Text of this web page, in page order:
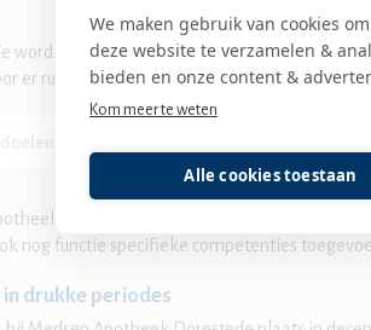
We maken gebruik van cookies
deze website te verzamelen &
bieden en onze content &
Kom meer te weten
Alle cookies toestaan
wordt het hele apotheekteam beoordeeld
er rust en overzicht ontstaat.
Dat helpt bij de ontwikkeling van het
zijn, is het wel zo dat niet alle
nog functie specifieke competenties
drukke periodes